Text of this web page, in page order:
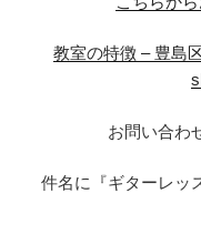
教室の特徴 – 豊島
お問い合わ
件名に『ギターレッ